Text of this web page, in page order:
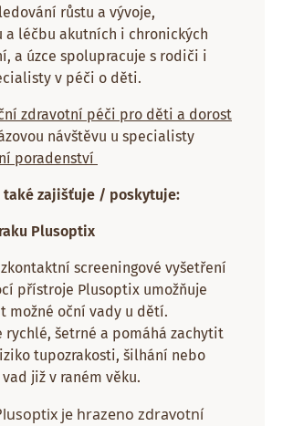
růstu a vývoje,
a léčbu akutních i chronických
a úzce spolupracuje s rodiči i
v péči o děti.
zdravotní péči pro děti a dorost
návštěvu u specialisty
poradenství
také zajišťuje / poskytuje:
Plusoptix
screeningové vyšetření
přístroje Plusoptix umožňuje
možné oční vady u dětí.
rychlé, šetrné a pomáhá zachytit
tupozrakosti, šilhání nebo
již v raném věku.
je hrazeno zdravotní